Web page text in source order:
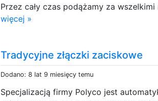
Przez cały czas podążamy za wszelkimi
więcej »
Tradycyjne złączki zaciskowe
Dodano: 8 lat 9 miesięcy temu
Specjalizacją firmy Polyco jest